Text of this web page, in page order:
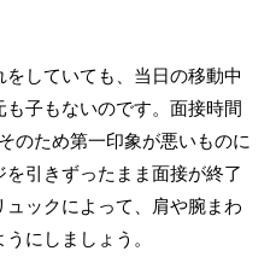
していても、当日の移動中
子もないのです。面接時間
のため第一印象が悪いものに
引きずったまま面接が終了
ックによって、肩や腕まわ
にしましょう。